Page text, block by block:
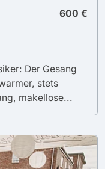
600 €
Der Gesang
stets
makellose...